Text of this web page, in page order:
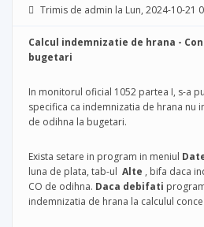
Trimis de admin la Lun, 2024-10-21
Calcul indemnizatie de hrana -
bugetari
In monitorul oficial 1052 partea I, s-a
specifica ca indemnizatia de hrana nu
de odihna la bugetari.
Exista setare in program in meniul
luna de plata, tab-ul Alte , bifa daca
CO de odihna. Daca debifati
indemnizatia de hrana la calculul